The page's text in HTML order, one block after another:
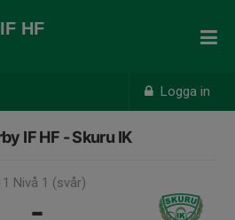
Logga in
HF
IF HF - Skuru IK
Nivå 1 (svår)
-